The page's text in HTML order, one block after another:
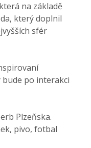
na základě
který doplnil
sfér
po interakci
Plzeňska.
pivo, fotbal